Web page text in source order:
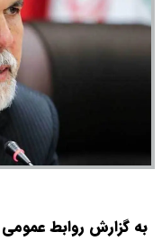
به گزارش روابط عمومی